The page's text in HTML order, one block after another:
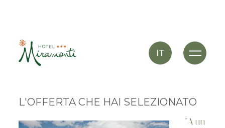
IT
L'OFFERTA CHE HAI SELEZIONATO
"A un